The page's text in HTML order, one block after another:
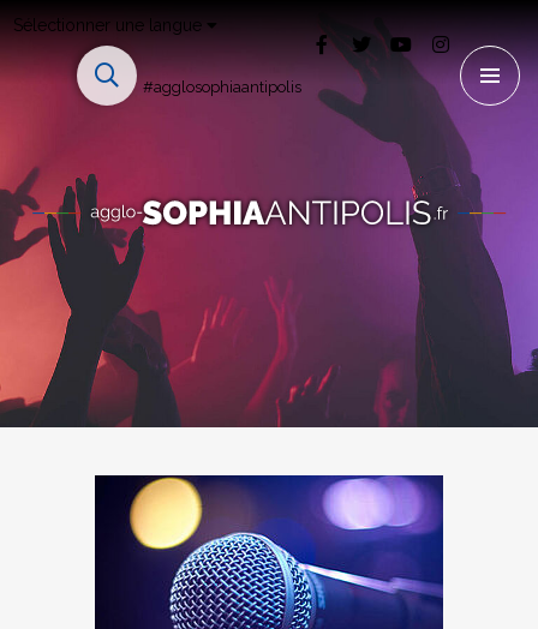
Sélectionner une langue
#agglosophiaantipolis